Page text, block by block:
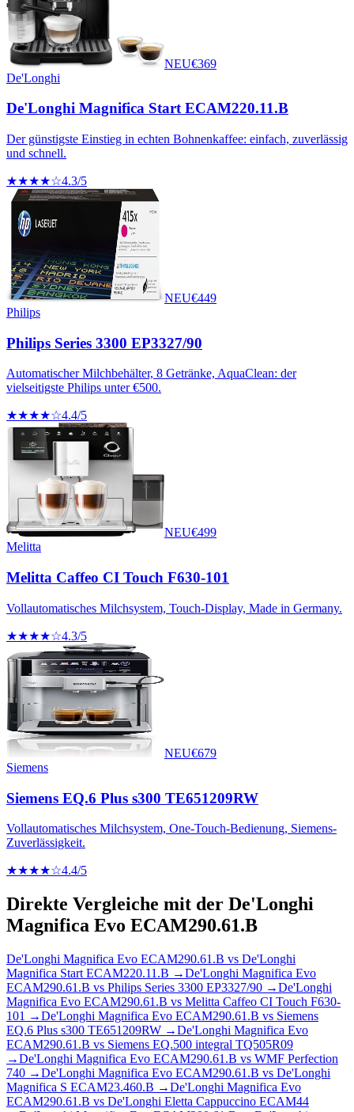
NEU€369
De'Longhi
De'Longhi Magnifica Start ECAM220.11.B
Der günstigste Einstieg in echten Bohnenkaffee: einfach, zuverlässig
und schnell.
★★★★☆4.3/5
NEU€449
Philips
Philips Series 3300 EP3327/90
Automatischer Milchbehälter, 8 Getränke, AquaClean: der
vielseitigste Philips unter €500.
★★★★☆4.4/5
NEU€499
Melitta
Melitta Caffeo CI Touch F630-101
Vollautomatisches Milchsystem, Touch-Display, Made in Germany.
★★★★☆4.3/5
NEU€679
Siemens
Siemens EQ.6 Plus s300 TE651209RW
Vollautomatisches Milchsystem, One-Touch-Bedienung, Siemens-
Zuverlässigkeit.
★★★★☆4.4/5
Direkte Vergleiche mit der De'Longhi
Magnifica Evo ECAM290.61.B
De'Longhi Magnifica Evo ECAM290.61.B vs De'Longhi
Magnifica Start ECAM220.11.B →De'Longhi Magnifica Evo
ECAM290.61.B vs Philips Series 3300 EP3327/90 →De'Longhi
Magnifica Evo ECAM290.61.B vs Melitta Caffeo CI Touch F630-
101 →De'Longhi Magnifica Evo ECAM290.61.B vs Siemens
EQ.6 Plus s300 TE651209RW →De'Longhi Magnifica Evo
ECAM290.61.B vs Siemens EQ.500 integral TQ505R09
→De'Longhi Magnifica Evo ECAM290.61.B vs WMF Perfection
740 →De'Longhi Magnifica Evo ECAM290.61.B vs De'Longhi
Magnifica S ECAM23.460.B →De'Longhi Magnifica Evo
ECAM290.61.B vs De'Longhi Eletta Cappuccino ECAM44